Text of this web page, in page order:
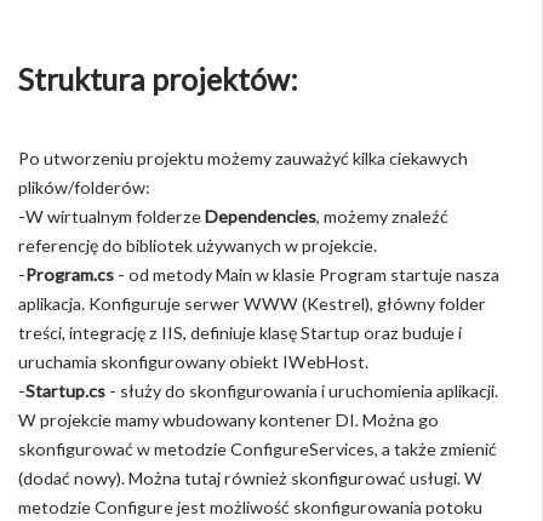
Struktura projektów:
Po utworzeniu projektu możemy zauważyć kilka ciekawych
plików/folderów:
-W wirtualnym folderzeDependencies, możemy znaleźć
referencję do bibliotek używanych w projekcie.
-Program.cs - od metody Main w klasie Program startuje nasza
aplikacja. Konfiguruje serwer WWW (Kestrel), główny folder
treści, integrację z IIS, definiuje klasę Startup oraz buduje i
uruchamia skonfigurowany obiekt IWebHost.
-Startup.cs - służy do skonfigurowania i uruchomienia aplikacji.
W projekcie mamy wbudowany kontener DI. Można go
skonfigurować w metodzie ConfigureServices, a także zmienić
(dodać nowy). Można tutaj również skonfigurować usługi. W
metodzie Configure jest możliwość skonfigurowania potoku